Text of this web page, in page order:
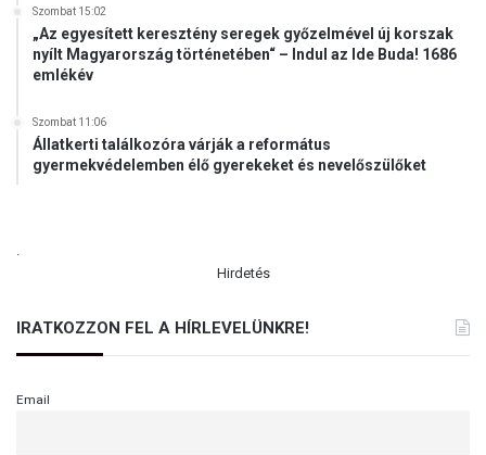
Szombat 15:02
„Az egyesített keresztény seregek győzelmével új korszak
nyílt Magyarország történetében“ – Indul az Ide Buda! 1686
emlékév
Szombat 11:06
Állatkerti találkozóra várják a református
gyermekvédelemben élő gyerekeket és nevelőszülőket
.
Hirdetés
IRATKOZZON FEL A HÍRLEVELÜNKRE!
Email